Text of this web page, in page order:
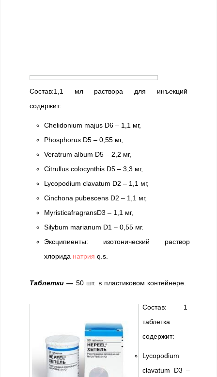
Состав:1,1 мл раствора для инъекций
содержит:
Chelidonium majus D6 – 1,1 мг,
Phosphorus D5 – 0,55 мг,
Veratrum album D5 – 2,2 мг,
Сitrullus colocynthis D5 – 3,3 мг,
Lycopodium clavatum D2 – 1,1 мг,
Cinchona pubescens D2 – 1,1 мг,
MyristicafragransD3 – 1,1 мг,
Silybum marianum D1 – 0,55 мг.
Эксципиенты: изотонический раствор
хлорида натрия q.s.
Таблетки — 50 шт. в пластиковом контейнере.
Состав: 1
таблетка
содержит:
Lycopodium
clavatum D3 –